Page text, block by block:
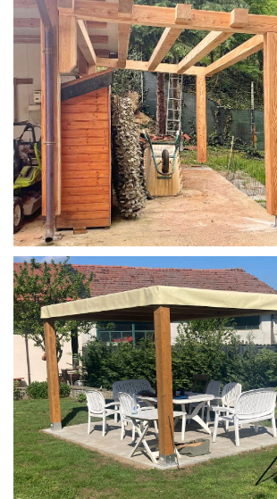
STRUTTURA IN LARICE U/F CON INCASTRI
PERGOLA